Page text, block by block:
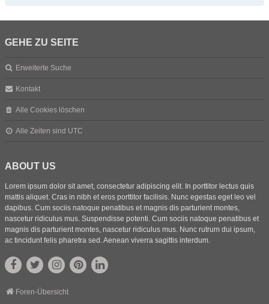
GEHE ZU SEITE
Erweiterte Suche
Kontakt
Alle Cookies löschen
Alle Zeiten sind UTC
ABOUT US
Lorem ipsum dolor sit amet, consectetur adipiscing elit. In porttitor lectus quis
mattis aliquet. Cras in nibh et eros porttitor facilisis. Nunc egestas eget leo vel
dapibus. Cum sociis natoque penatibus et magnis dis parturient montes,
nascetur ridiculus mus. Suspendisse potenti. Cum sociis natoque penatibus et
magnis dis parturient montes, nascetur ridiculus mus. Nunc rutrum dui ipsum,
ac tincidunt felis pharetra sed. Aenean viverra sagittis interdum.
Foren-Übersicht